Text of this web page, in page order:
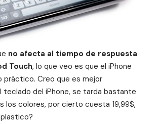
no afecta al tiempo de respuesta
Touch, lo que veo es que el iPhone
práctico. Creo que es mejor
teclado del iPhone, se tarda bastante
los colores, por cierto cuesta 19,99$,